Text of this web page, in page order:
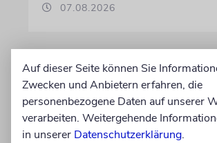
07.08.2026
Auf dieser Seite können Sie
Zwecken und Anbietern erfahren, die
personenbezogene Daten auf unserer
verarbeiten. Weitergehende
in unserer Datenschutzerklärung.